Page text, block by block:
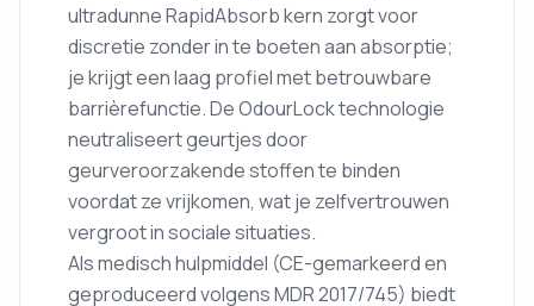
ultradunne RapidAbsorb kern zorgt voor
discretie zonder in te boeten aan absorptie;
je krijgt een laag profiel met betrouwbare
barrièrefunctie. De OdourLock technologie
neutraliseert geurtjes door
geurveroorzakende stoffen te binden
voordat ze vrijkomen, wat je zelfvertrouwen
vergroot in sociale situaties.
Als medisch hulpmiddel (CE-gemarkeerd en
geproduceerd volgens MDR 2017/745) biedt